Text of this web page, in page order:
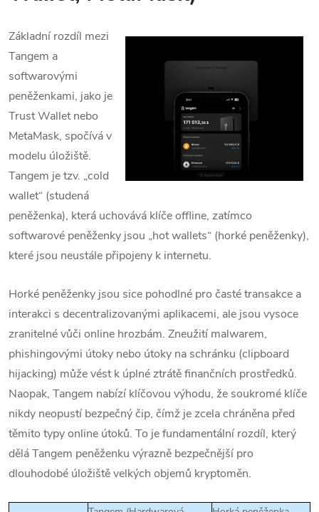
Základní rozdíl mezi
Tangem a
softwarovými
peněženkami, jako je
Trust Wallet nebo
MetaMask, spočívá v
modelu úložiště.
Tangem je tzv. „cold
wallet“ (studená
peněženka), která uchovává klíče offline, zatímco
softwarové peněženky jsou „hot wallets“ (horké peněženky),
které jsou neustále připojeny k internetu.
Horké peněženky jsou sice pohodlné pro časté transakce a
interakci s decentralizovanými aplikacemi, ale jsou vysoce
zranitelné vůči online hrozbám. Zneužití malwarem,
phishingovými útoky nebo útoky na schránku (clipboard
hijacking) může vést k úplné ztrátě finančních prostředků.
Naopak, Tangem nabízí klíčovou výhodu, že soukromé klíče
nikdy neopustí bezpečný čip, čímž je zcela chráněna před
těmito typy online útoků. To je fundamentální rozdíl, který
dělá Tangem peněženku výrazně bezpečnější pro
dlouhodobé úložiště velkých objemů kryptoměn.